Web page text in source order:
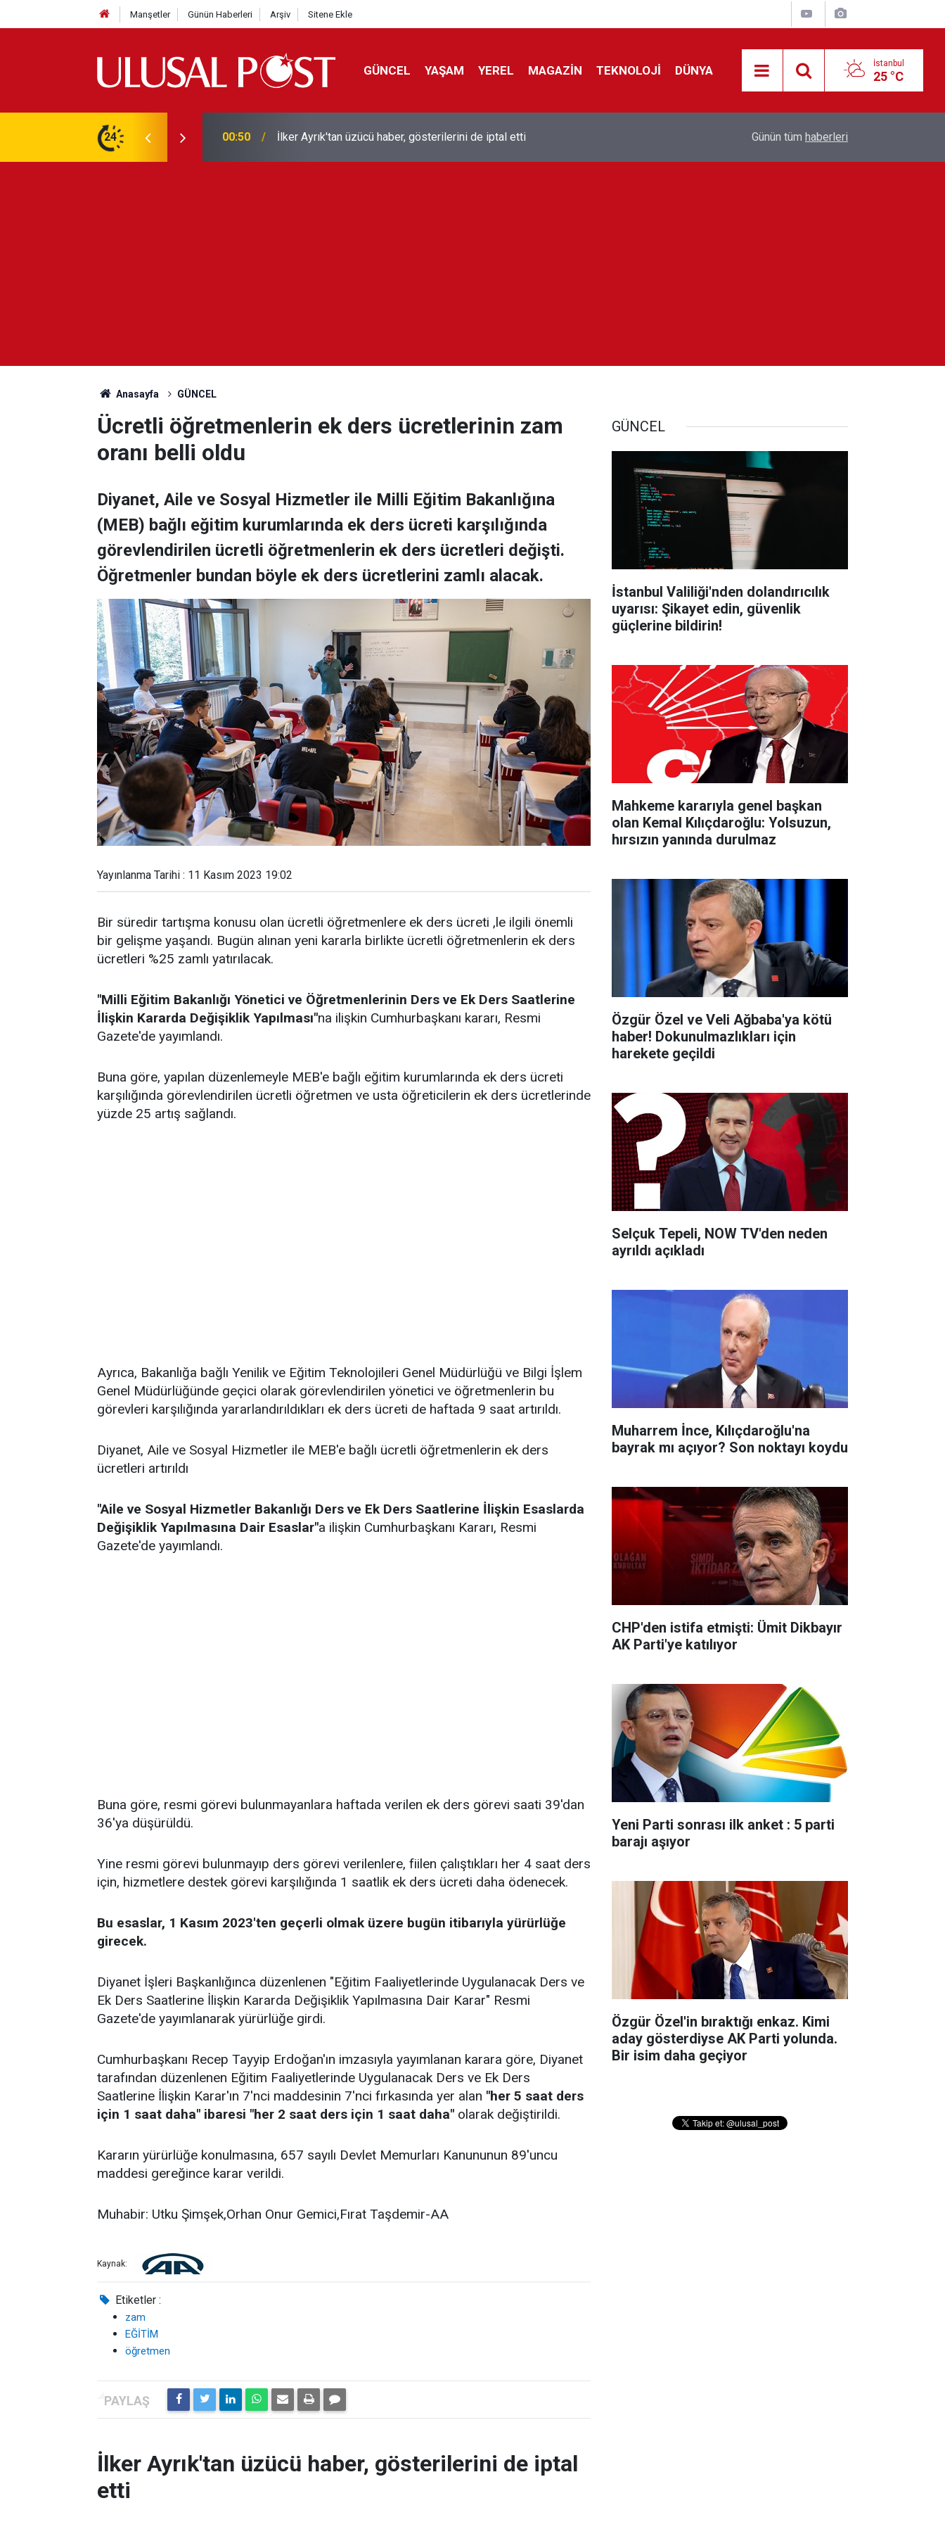
Manşetler Günün Haberleri Arşiv Sitene Ekle
GÜNCEL YAŞAM YEREL MAGAZİN TEKNOLOJİ DÜNYA İstanbul
25 °C
24 00:39
Liverpool efsanesi Mısırlı yıldız Mohamed Salah Trabzonspor ile anlaştı!
Yarın geliyor
Feridun Düzağaç sahnelere ara verdi: ''En az
Günün tüm haberleri
Anasayfa GÜNCEL
Ücretli öğretmenlerin ek ders ücretlerinin zam
oranı belli oldu
Diyanet, Aile ve Sosyal Hizmetler ile Milli Eğitim Bakanlığına
(MEB) bağlı eğitim kurumlarında ek ders ücreti karşılığında
görevlendirilen ücretli öğretmenlerin ek ders ücretleri değişti.
Öğretmenler bundan böyle ek ders ücretlerini zamlı alacak.
Yayınlanma Tarihi : 11 Kasım 2023 19:02
Bir süredir tartışma konusu olan ücretli öğretmenlere ek ders ücreti ,le ilgili önemli
bir gelişme yaşandı. Bugün alınan yeni kararla birlikte ücretli öğretmenlerin ek ders
ücretleri %25 zamlı yatırılacak.
"Milli Eğitim Bakanlığı Yönetici ve Öğretmenlerinin Ders ve Ek Ders Saatlerine
İlişkin Kararda Değişiklik Yapılması"na ilişkin Cumhurbaşkanı kararı, Resmi
Gazete'de yayımlandı.
Buna göre, yapılan düzenlemeyle MEB'e bağlı eğitim kurumlarında ek ders ücreti
karşılığında görevlendirilen ücretli öğretmen ve usta öğreticilerin ek ders ücretlerinde
yüzde 25 artış sağlandı.
Ayrıca, Bakanlığa bağlı Yenilik ve Eğitim Teknolojileri Genel Müdürlüğü ve Bilgi İşlem
Genel Müdürlüğünde geçici olarak görevlendirilen yönetici ve öğretmenlerin bu
görevleri karşılığında yararlandırıldıkları ek ders ücreti de haftada 9 saat artırıldı.
Diyanet, Aile ve Sosyal Hizmetler ile MEB'e bağlı ücretli öğretmenlerin ek ders
ücretleri artırıldı
"Aile ve Sosyal Hizmetler Bakanlığı Ders ve Ek Ders Saatlerine İlişkin Esaslarda
Değişiklik Yapılmasına Dair Esaslar"a ilişkin Cumhurbaşkanı Kararı, Resmi
Gazete'de yayımlandı.
Buna göre, resmi görevi bulunmayanlara haftada verilen ek ders görevi saati 39'dan
36'ya düşürüldü.
Yine resmi görevi bulunmayıp ders görevi verilenlere, fiilen çalıştıkları her 4 saat ders
için, hizmetlere destek görevi karşılığında 1 saatlik ek ders ücreti daha ödenecek.
Bu esaslar, 1 Kasım 2023'ten geçerli olmak üzere bugün itibarıyla yürürlüğe
girecek.
Diyanet İşleri Başkanlığınca düzenlenen "Eğitim Faaliyetlerinde Uygulanacak Ders ve
Ek Ders Saatlerine İlişkin Kararda Değişiklik Yapılmasına Dair Karar" Resmi
Gazete'de yayımlanarak yürürlüğe girdi.
Cumhurbaşkanı Recep Tayyip Erdoğan'ın imzasıyla yayımlanan karara göre, Diyanet
tarafından düzenlenen Eğitim Faaliyetlerinde Uygulanacak Ders ve Ek Ders
Saatlerine İlişkin Karar'ın 7'nci maddesinin 7'nci fırkasında yer alan "her 5 saat ders
için 1 saat daha" ibaresi "her 2 saat ders için 1 saat daha" olarak değiştirildi.
Kararın yürürlüğe konulmasına, 657 sayılı Devlet Memurları Kanununun 89'uncu
maddesi gereğince karar verildi.
Muhabir: Utku Şimşek,Orhan Onur Gemici,Fırat Taşdemir-AA
Kaynak:
Etiketler :
zam
EĞİTİM
öğretmen
İlker Ayrık'tan üzücü haber, gösterilerini de iptal
etti
GÜNCEL
İstanbul Valiliği'nden dolandırıcılık
uyarısı: Şikayet edin, güvenlik
güçlerine bildirin!
Mahkeme kararıyla genel başkan
olan Kemal Kılıçdaroğlu: Yolsuzun,
hırsızın yanında durulmaz
Özgür Özel ve Veli Ağbaba'ya kötü
haber! Dokunulmazlıkları için
harekete geçildi
Selçuk Tepeli, NOW TV'den neden
ayrıldı açıkladı
Muharrem İnce, Kılıçdaroğlu'na
bayrak mı açıyor? Son noktayı koydu
CHP'den istifa etmişti: Ümit Dikbayır
AK Parti'ye katılıyor
Yeni Parti sonrası ilk anket : 5 parti
barajı aşıyor
Özgür Özel'in bıraktığı enkaz. Kimi
aday gösterdiyse AK Parti yolunda.
Bir isim daha geçiyor